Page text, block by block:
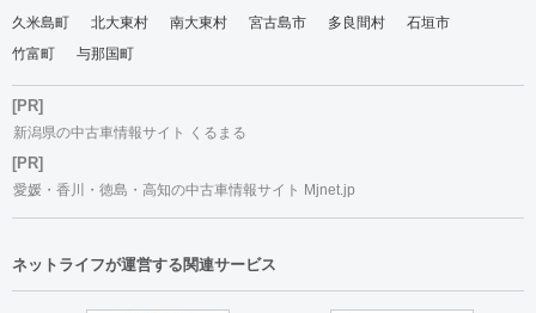
久米島町
北大東村 南大東村 宮古島市 多良間村
石垣市
竹富町
与那国町
[PR]
新潟県の中古車情報サイト くるまる
[PR]
愛媛・香川・徳島・高知の中古車情報サイト Mjnet.jp
ネットライフが運営する関連サービス